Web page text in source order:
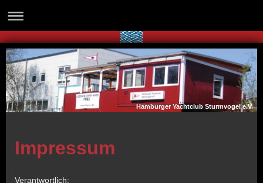
Hamburger Yachtclub Sturmvogel e.V.
Impressum
Verantwortlich: